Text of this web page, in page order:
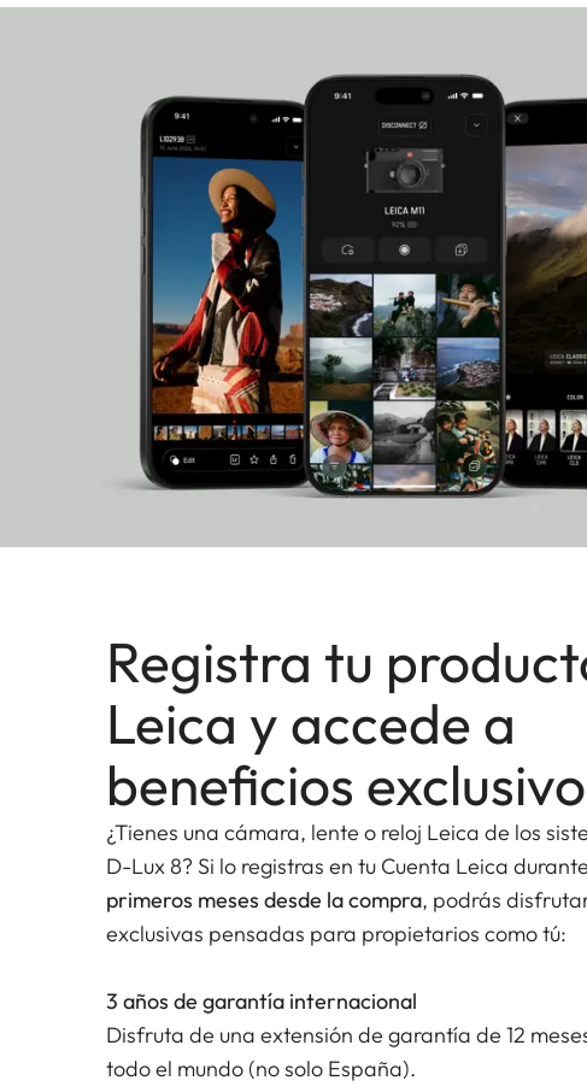
Registra tu
Leica y accede a
beneficios
¿Tienes una cámara, lente o reloj Leica de los
D-Lux 8? Si lo registras en tu Cuenta Leica
primeros meses desde la compra, podrás
exclusivas pensadas para propietarios como tú:
3 años de garantía internacional
Disfruta de una extensión de garantía de 12
todo el mundo (no solo España).